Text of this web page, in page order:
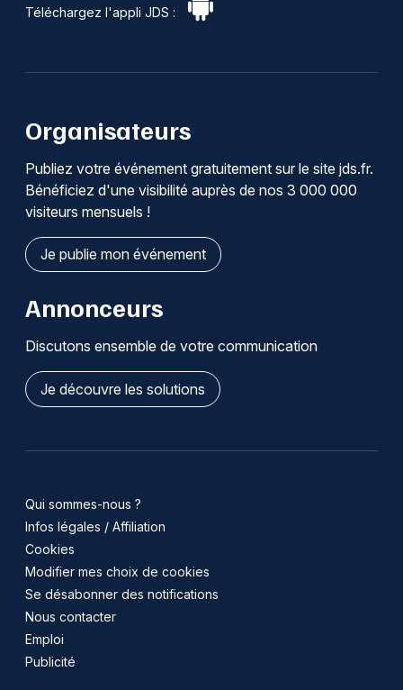
Téléchargez l'appli JDS :
Organisateurs
Publiez votre événement gratuitement sur le site jds.fr.
Bénéficiez d'une visibilité auprès de nos 3 000 000
visiteurs mensuels !
Je publie mon événement
Annonceurs
Discutons ensemble de votre communication
Je découvre les solutions
Qui sommes-nous ?
Infos légales / Affiliation
Cookies
Modifier mes choix de cookies
Se désabonner des notifications
Nous contacter
Emploi
Publicité